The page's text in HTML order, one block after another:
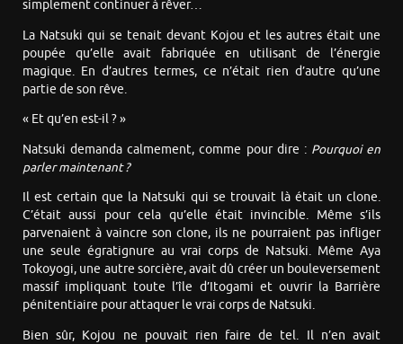
simplement continuer à rêver…
La Natsuki qui se tenait devant Kojou et les autres était une
poupée qu’elle avait fabriquée en utilisant de l’énergie
magique. En d’autres termes, ce n’était rien d’autre qu’une
partie de son rêve.
« Et qu’en est-il ? »
Natsuki demanda calmement, comme pour dire : Pourquoi en
parler maintenant ?
Il est certain que la Natsuki qui se trouvait là était un clone.
C’était aussi pour cela qu’elle était invincible. Même s’ils
parvenaient à vaincre son clone, ils ne pourraient pas infliger
une seule égratignure au vrai corps de Natsuki. Même Aya
Tokoyogi, une autre sorcière, avait dû créer un bouleversement
massif impliquant toute l’île d’Itogami et ouvrir la Barrière
pénitentiaire pour attaquer le vrai corps de Natsuki.
Bien sûr, Kojou ne pouvait rien faire de tel. Il n’en avait